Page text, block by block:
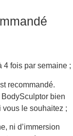
4 fois par semaine ;
recommandé.
bien
vous le souhaitez ;
ni d’immersion